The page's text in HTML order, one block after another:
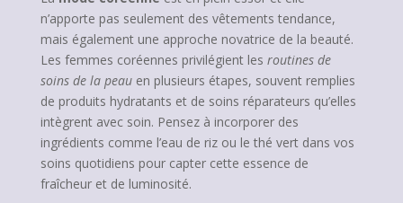
n’apporte pas seulement des vêtements tendance,
mais également une approche novatrice de la beauté.
Les femmes coréennes privilégient les routines de
soins de la peauen plusieurs étapes, souvent remplies
de produits hydratants et de soins réparateurs qu’elles
intègrent avec soin. Pensez à incorporer des
ingrédients comme l’eau de riz ou le thé vert dans vos
soins quotidiens pour capter cette essence de
fraîcheur et de luminosité.